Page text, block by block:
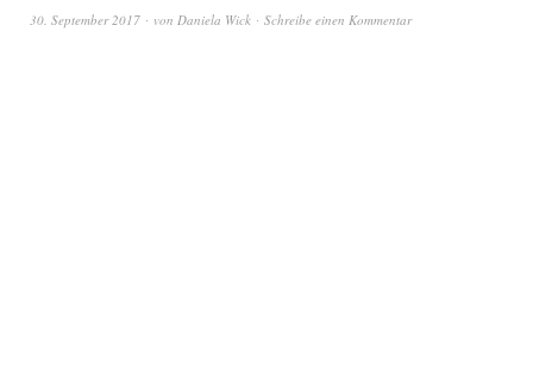
30. September 2017 von Daniela Wick Schreibe einen Kommentar